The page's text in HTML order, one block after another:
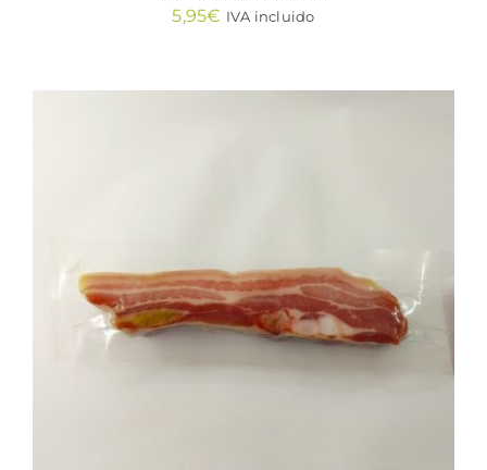
5,95€ IVA incluido
AÑADIR AL CARRITO
DETALLES